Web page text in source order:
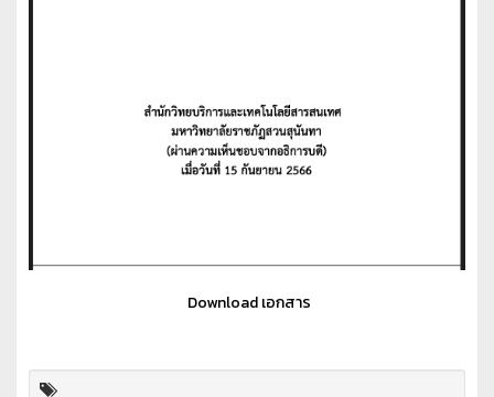
Download เอกสาร